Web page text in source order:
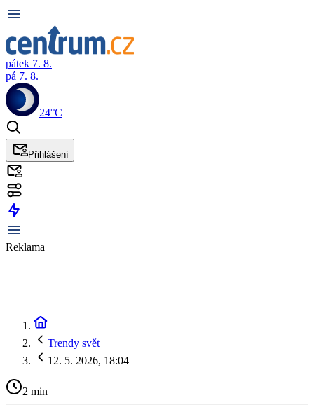
pátek 7. 8.
pá 7. 8.
24°C
Přihlášení
Reklama
Trendy svět
12. 5. 2026, 18:04
2 min